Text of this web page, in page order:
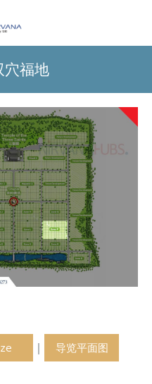
穴福地
｜ 导览平面图